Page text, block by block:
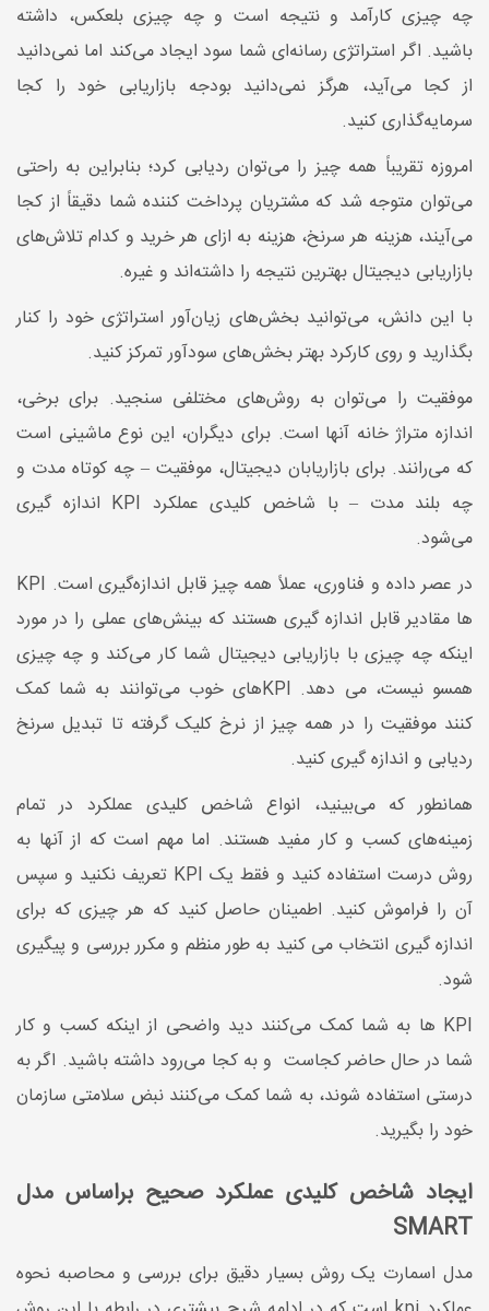
چه چیزی کارآمد و نتیجه است و چه چیزی بلعکس، داشته
باشید. اگر استراتژی رسانه‌ای شما سود ایجاد می‌کند اما نمی‌دانید
از کجا می‌آید، هرگز نمی‌دانید بودجه بازاریابی خود را کجا
سرمایه‌گذاری کنید.
امروزه تقریباً همه چیز را می‌توان ردیابی کرد؛ بنابراین به راحتی
می‌توان متوجه شد که مشتریان پرداخت کننده شما دقیقاً از کجا
می‌آیند، هزینه هر سرنخ، هزینه به ازای هر خرید و کدام تلاش‌های
بازاریابی دیجیتال بهترین نتیجه را داشته‌اند و غیره.
با این دانش، می‌توانید بخش‌های زیان‌آور استراتژی خود را کنار
بگذارید و روی کارکرد بهتر بخش‌های سودآور تمرکز کنید.
موفقیت را می‌توان به روش‌های مختلفی سنجید. برای برخی،
اندازه متراژ خانه آنها است. برای دیگران، این نوع ماشینی است
که می‌رانند. برای بازاریابان دیجیتال، موفقیت – چه کوتاه مدت و
چه بلند مدت – با شاخص کلیدی عملکرد KPI اندازه گیری
می‌شود.
در عصر داده و فناوری، عملاً همه چیز قابل اندازه‌گیری است. KPI
ها مقادیر قابل اندازه گیری هستند که بینش‌های عملی را در مورد
اینکه چه چیزی با بازاریابی دیجیتال شما کار می‌کند و چه چیزی
همسو نیست، می دهد. KPIهای خوب می‌توانند به شما کمک
کنند موفقیت را در همه چیز از نرخ کلیک گرفته تا تبدیل سرنخ
ردیابی و اندازه گیری کنید.
همانطور که می‌بینید، انواع شاخص کلیدی عملکرد در تمام
زمینه‌های کسب و کار مفید هستند. اما مهم است که از آنها به
روش درست استفاده کنید و فقط یک KPI تعریف نکنید و سپس
آن را فراموش کنید. اطمینان حاصل کنید که هر چیزی که برای
اندازه گیری انتخاب می کنید به طور منظم و مکرر بررسی و پیگیری
شود.
KPI ها به شما کمک می‌کنند دید واضحی از اینکه کسب و کار
شما در حال حاضر کجاست و به کجا می‌رود داشته باشید. اگر به
درستی استفاده شوند، به شما کمک می‌کنند نبض سلامتی سازمان
خود را بگیرید.
ایجاد شاخص کلیدی عملکرد صحیح براساس مدل
SMART
مدل اسمارت یک روش بسیار دقیق برای بررسی و محاصبه نحوه